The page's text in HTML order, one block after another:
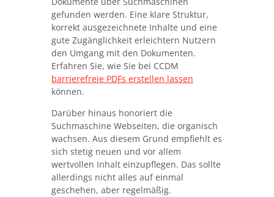
gefunden werden. Eine klare Struktur,
korrekt ausgezeichnete Inhalte und eine
gute Zugänglichkeit erleichtern Nutzern
den Umgang mit den Dokumenten.
Erfahren Sie, wie Sie bei CCDM
barrierefreie PDFs erstellen lassen
können.
Darüber hinaus honoriert die
Suchmaschine Webseiten, die organisch
wachsen. Aus diesem Grund empfiehlt es
sich stetig neuen und vor allem
wertvollen Inhalt einzupflegen. Das sollte
allerdings nicht alles auf einmal
geschehen, aber regelmäßig.